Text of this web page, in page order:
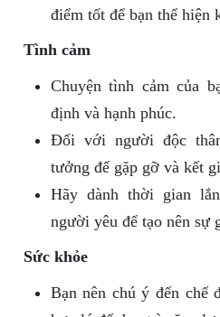
điểm tốt để bạn thể hiện
Tình cảm
Chuyện tình cảm của
định và hạnh phúc.
Đối với người độc
tưởng để gặp gỡ và kết
Hãy dành thời gian
người yêu để tạo nên sự
Sức khỏe
Bạn nên chú ý đến chế